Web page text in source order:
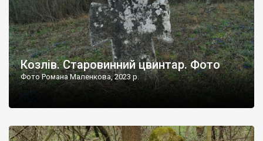
Козлів. Старовинний цвинтар. Фото
Фото Романа Маленкова, 2023 р.